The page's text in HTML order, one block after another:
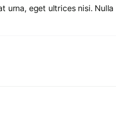
eget ultrices nisi.